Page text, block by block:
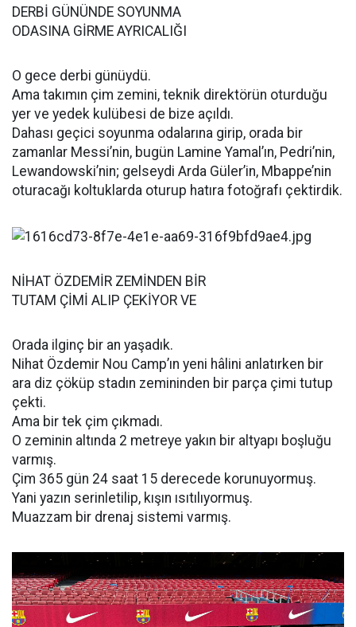
DERBİ GÜNÜNDE SOYUNMA
ODASINA GİRME AYRICALIĞI
O gece derbi günüydü.
Ama takımın çim zemini, teknik direktörün oturduğu
yer ve yedek kulübesi de bize açıldı.
Dahası geçici soyunma odalarına girip, orada bir
zamanlar Messi’nin, bugün Lamine Yamal’ın, Pedri’nin,
Lewandowski’nin; gelseydi Arda Güler’in, Mbappe’nin
oturacağı koltuklarda oturup hatıra fotoğrafı çektirdik.
NİHAT ÖZDEMİR ZEMİNDEN BİR
TUTAM ÇİMİ ALIP ÇEKİYOR VE
Orada ilginç bir an yaşadık.
Nihat Özdemir Nou Camp’ın yeni hâlini anlatırken bir
ara diz çöküp stadın zemininden bir parça çimi tutup
çekti.
Ama bir tek çim çıkmadı.
O zeminin altında 2 metreye yakın bir altyapı boşluğu
varmış.
Çim 365 gün 24 saat 15 derecede korunuyormuş.
Yani yazın serinletilip, kışın ısıtılıyormuş.
Muazzam bir drenaj sistemi varmış.